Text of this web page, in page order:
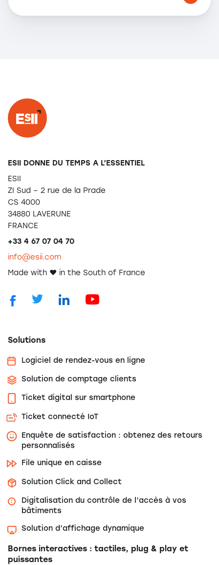
ESII DONNE DU TEMPS A L’ESSENTIEL
ESII
ZI Sud – 2 rue de la Prade
CS 4000
34880 LAVERUNE
FRANCE
+33 4 67 07 04 70
info@esii.com
Made with ❤️ in the South of France
Solutions
Logiciel de rendez-vous en ligne
Solution de comptage clients
Ticket digital sur smartphone
Ticket connecté IoT
Enquête de satisfaction : obtenez des retours
personnalisés
File unique en caisse
Solution Click and Collect
Digitalisation du contrôle de l’accès à vos
bâtiments
Solution d’affichage dynamique
Bornes interactives : tactiles, plug & play et
puissantes